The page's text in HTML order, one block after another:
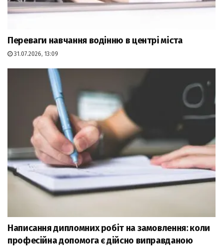
Переваги навчання водінню в центрі міста
31.07.2026, 13:09
Написання дипломних робіт на замовлення: коли
професійна допомога є дійсно виправданою